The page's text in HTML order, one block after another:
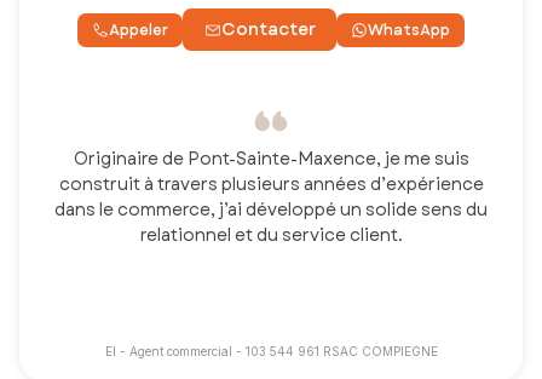
Appeler Contacter WhatsApp
Originaire de Pont-Sainte-Maxence, je me suis
construit à travers plusieurs années d’expérience
dans le commerce, j’ai développé un solide sens du
relationnel et du service client.
EI - Agent commercial - 103 544 961 RSAC COMPIEGNE